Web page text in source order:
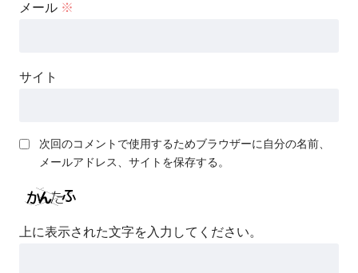
メール ※
サイト
次回のコメントで使用するためブラウザーに自分の名前、
メールアドレス、サイトを保存する。
上に表示された文字を入力してください。